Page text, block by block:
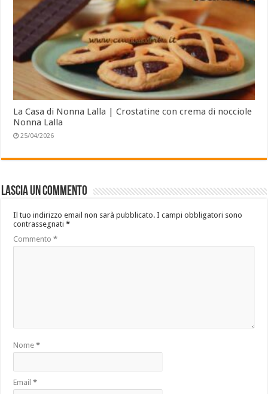
La Casa di Nonna Lalla | Crostatine con crema di nocciole
Nonna Lalla
25/04/2026
Lascia un commento
Il tuo indirizzo email non sarà pubblicato. I campi obbligatori sono
contrassegnati*
Commento*
Nome*
Email*